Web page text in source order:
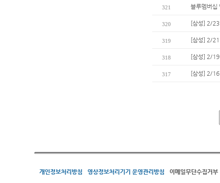
321 블루멤버십
320 [삼성] 2/
319 [삼성] 2/
318 [삼성] 2/
317 [삼성] 2/
개인정보처리방침 영상정보처리기기 운영관리방침 이메일무단수집거부